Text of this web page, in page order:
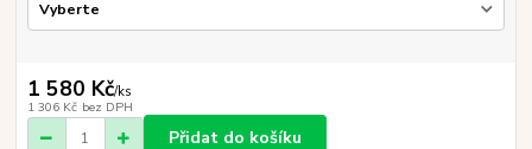
1 580 Kč/ks
1 306 Kč bez DPH
Přidat do košíku